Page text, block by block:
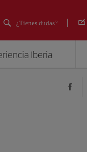
¿Tienes dudas?
Iberia